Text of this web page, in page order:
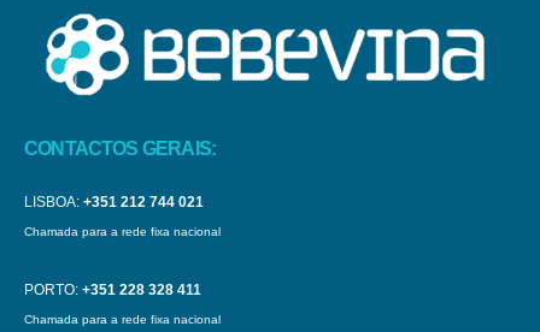
CONTACTOS GERAIS:
LISBOA: +351 212 744 021
Chamada para a rede fixa nacional
PORTO: +351 228 328 411
Chamada para a rede fixa nacional